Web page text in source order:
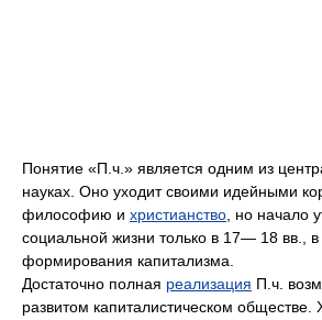
Понятие «П.ч.» является одним из
науках. Оно уходит своими идейными
философию и христианство , но начало
социальной жизни только в 17— 18 вв.,
формирования капитализма.
Достаточно полная реализация П.ч.
развитом капиталистическом